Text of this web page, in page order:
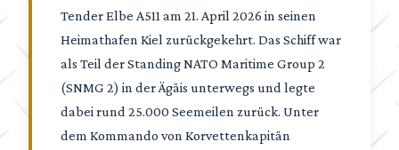
Tender Elbe A511 am 21. April 2026 in seinen
Heimathafen Kiel zurückgekehrt. Das Schiff war
als Teil der Standing NATO Maritime Group 2
(SNMG 2) in der Ägäis unterwegs und legte
dabei rund 25.000 Seemeilen zurück. Unter
dem Kommando von Korvettenkapitän